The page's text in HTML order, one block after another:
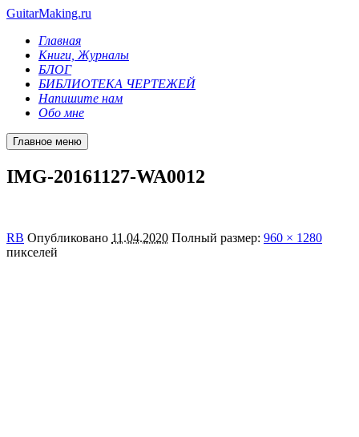
GuitarMaking.ru
Главная
Книги, Журналы
БЛОГ
БИБЛИОТЕКА ЧЕРТЕЖЕЙ
Напишите нам
Обо мне
Главное меню
IMG-20161127-WA0012
RB Опубликовано 11.04.2020 Полный размер: 960 × 1280
пикселей